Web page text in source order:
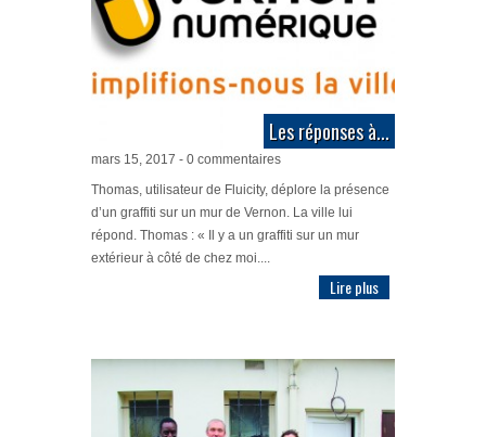
Les réponses à...
mars 15, 2017 - 0 commentaires
Thomas, utilisateur de Fluicity, déplore la présence
d’un graffiti sur un mur de Vernon. La ville lui
répond. Thomas : « Il y a un graffiti sur un mur
extérieur à côté de chez moi....
Lire plus